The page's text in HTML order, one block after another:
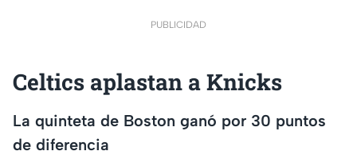
PUBLICIDAD
Celtics aplastan a Knicks
La quinteta de Boston ganó por 30 puntos
de diferencia